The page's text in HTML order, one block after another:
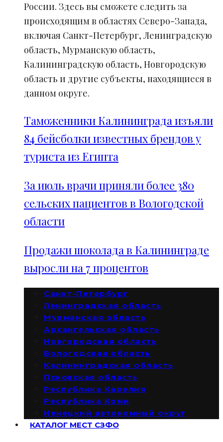
России. Здесь вы сможете следить за
происходящим в областях Северо-Запада,
включая Санкт-Петербург, Ленинградскую
область, Мурманскую область,
Калининградскую область, Новгородскую
область и другие субъекты, находящиеся в
данном округе.
Таможенники Калининграда изъяли
84 бейсболки известных брендов у
туриста из Египта
За июль врачи приняли более 380
сельских пациентов в Вологодской
области
Продажи шоколада в Калининграде
выросли на 7 процентов
Санкт-Петербург
Ленинградская область
Мурманская область
Архангельская область
Новгородская область
Вологодская область
Калининградская область
Псковская область
Республика Карелия
Республика Коми
Ненецкий автономный округ
КАТАЛОГ МЕСТ СЗФО